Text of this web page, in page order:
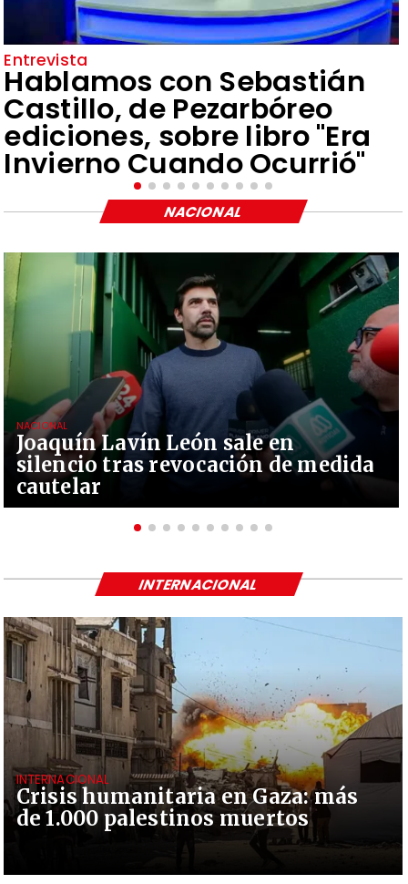
Entrevista
Hablamos con Sebastián
Castillo, de Pezarbóreo
ediciones, sobre libro "Era
Invierno Cuando Ocurrió"
Joaquín Lavín León sale en
silencio tras revocación de medida
cautelar
NACIONAL
NACIONAL
Crisis humanitaria en Gaza: más
de 1.000 palestinos muertos
INTERNACIONAL
INTERNACIONAL